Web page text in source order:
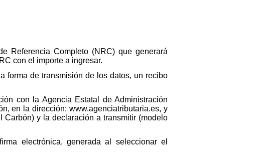
Referencia Completo (NRC) que generará
con el importe a ingresar.
forma de transmisión de los datos, un recibo
con la Agencia Estatal de Administración
en la dirección: www.agenciatributaria.es, y
y la declaración a transmitir (modelo
electrónica, generada al seleccionar el